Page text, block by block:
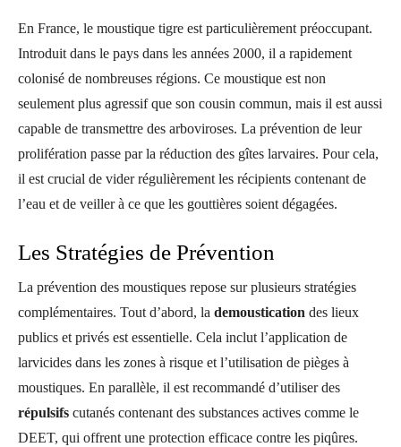
En France, le moustique tigre est particulièrement préoccupant.
Introduit dans le pays dans les années 2000, il a rapidement
colonisé de nombreuses régions. Ce moustique est non
seulement plus agressif que son cousin commun, mais il est aussi
capable de transmettre des arboviroses. La prévention de leur
prolifération passe par la réduction des gîtes larvaires. Pour cela,
il est crucial de vider régulièrement les récipients contenant de
l’eau et de veiller à ce que les gouttières soient dégagées.
Les Stratégies de Prévention
La prévention des moustiques repose sur plusieurs stratégies
complémentaires. Tout d’abord, la demoustication des lieux
publics et privés est essentielle. Cela inclut l’application de
larvicides dans les zones à risque et l’utilisation de pièges à
moustiques. En parallèle, il est recommandé d’utiliser des
répulsifs cutanés contenant des substances actives comme le
DEET, qui offrent une protection efficace contre les piqûres.